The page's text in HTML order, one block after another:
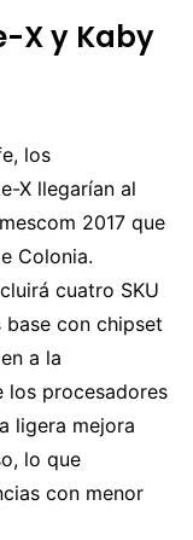
X y Kaby
los
X llegarían al
2017 que
Colonia.
cuatro SKU
base con chipset
a la
los procesadores
ligera mejora
lo que
con menor